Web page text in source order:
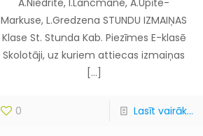
A.Niedrīte, I.Lancmane, A.Upīte-
Markuse, L.Gredzena STUNDU IZMAIŅAS
Klase St. Stunda Kab. Piezīmes E-klasē
Skolotāji, uz kuriem attiecas izmaiņas
[…]
0 Lasīt vairāk...